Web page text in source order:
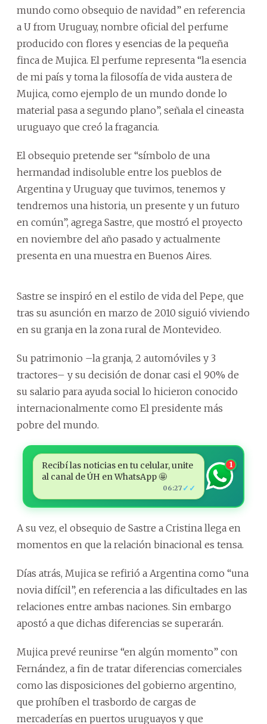
mundo como obsequio de navidad” en referencia
a U from Uruguay, nombre oficial del perfume
producido con flores y esencias de la pequeña
finca de Mujica. El perfume representa “la esencia
de mi país y toma la filosofía de vida austera de
Mujica, como ejemplo de un mundo donde lo
material pasa a segundo plano”, señala el cineasta
uruguayo que creó la fragancia.
El obsequio pretende ser “símbolo de una
hermandad indisoluble entre los pueblos de
Argentina y Uruguay que tuvimos, tenemos y
tendremos una historia, un presente y un futuro
en común”, agrega Sastre, que mostró el proyecto
en noviembre del año pasado y actualmente
presenta en una muestra en Buenos Aires.
Sastre se inspiró en el estilo de vida del Pepe, que
tras su asunción en marzo de 2010 siguió viviendo
en su granja en la zona rural de Montevideo.
Su patrimonio –la granja, 2 automóviles y 3
tractores– y su decisión de donar casi el 90% de
su salario para ayuda social lo hicieron conocido
internacionalmente como El presidente más
pobre del mundo.
Recibí las noticias en tu celular, unite
al canal de ÚH en WhatsApp 🤩
06:27 ✓✓
1
A su vez, el obsequio de Sastre a Cristina llega en
momentos en que la relación binacional es tensa.
Días atrás, Mujica se refirió a Argentina como “una
novia difícil”, en referencia a las dificultades en las
relaciones entre ambas naciones. Sin embargo
apostó a que dichas diferencias se superarán.
Mujica prevé reunirse “en algún momento” con
Fernández, a fin de tratar diferencias comerciales
como las disposiciones del gobierno argentino,
que prohíben el trasbordo de cargas de
mercaderías en puertos uruguayos y que